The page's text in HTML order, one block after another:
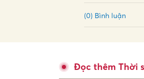
(0) Bình luận
Đọc thêm Thời